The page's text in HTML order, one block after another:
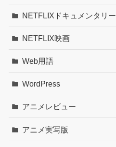
NETFLIXドキュメンタリー
NETFLIX映画
Web用語
WordPress
アニメレビュー
アニメ実写版